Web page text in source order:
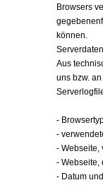
Browsers
können.
Serverdaten
Aus
uns bzw.
-
-
- Webseite,
- Webseite,
- Datum